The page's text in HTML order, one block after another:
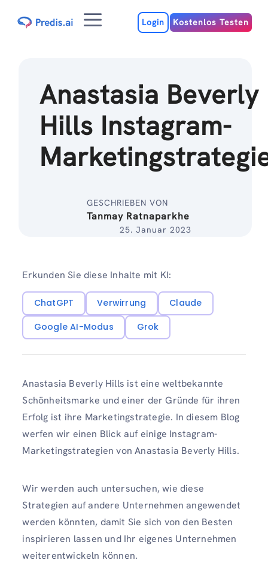
Inhalt
MenuLogin Kostenlos Testen
Anastasia Beverly
Hills Instagram-
GESCHRIEBEN VON
Tanmay Ratnaparkhe
25. Januar 2023
Erkunden Sie diese Inhalte mit KI:
ChatGPT Verwirrung
Claude
Google AI-Modus
Grok
Anastasia Beverly Hills ist eine weltbekannte
Schönheitsmarke und einer der Gründe für ihren
Erfolg ist ihre Marketingstrategie. In diesem Blog
werfen wir einen Blick auf einige Instagram-
Marketingstrategien von Anastasia Beverly Hills.
Wir werden auch untersuchen, wie diese
Strategien auf andere Unternehmen angewendet
werden könnten, damit Sie sich von den Besten
inspirieren lassen und Ihr eigenes Unternehmen
weiterentwickeln können.